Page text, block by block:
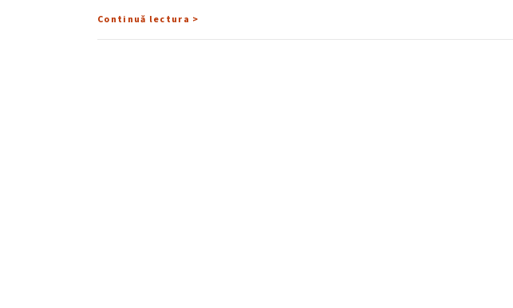
Continuă lectura >